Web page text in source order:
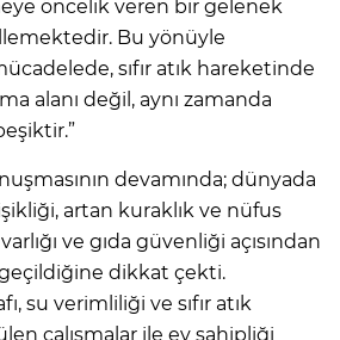
öncelik veren bir gelenek
Bu yönüyle
sıfır atık hareketinde
alanı değil, aynı zamanda
devamında; dünyada
artan kuraklık ve nüfus
ve gıda güvenliği açısından
dikkat çekti.
su verimliliği ve sıfır atık
çalışmalar ile ev sahipliği